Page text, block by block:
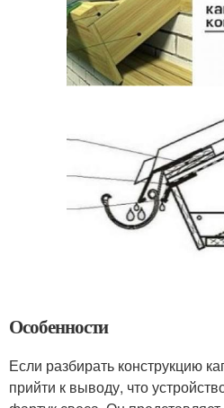
Особенности
Если разбирать конструкцию
прийти к выводу, что